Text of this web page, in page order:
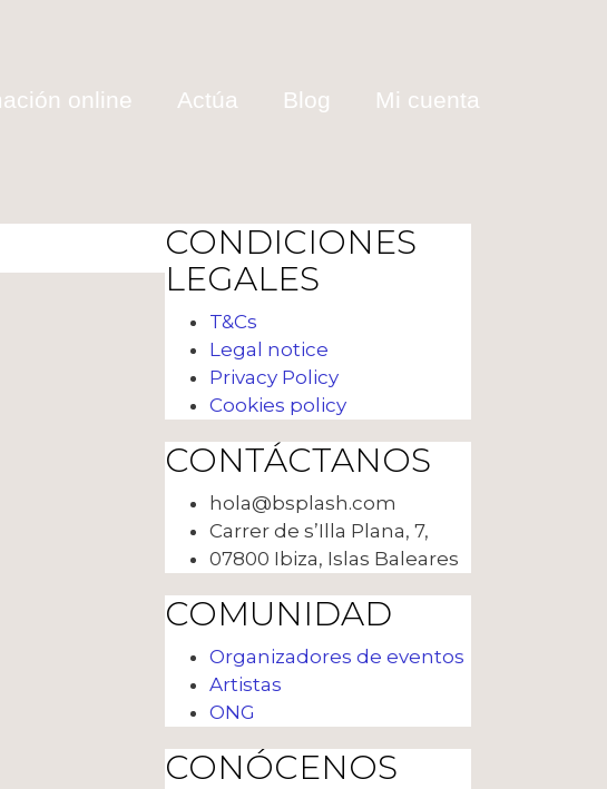
online Actúa Blog Mi cuenta
CONDICIONES
LEGALES
T&Cs
Legal notice
Privacy Policy
Cookies policy
CONTÁCTANOS
hola@bsplash.com
Carrer de s’Illa Plana, 7,
07800 Ibiza, Islas Baleares
COMUNIDAD
Organizadores de eventos
Artistas
ONG
CONÓCENOS